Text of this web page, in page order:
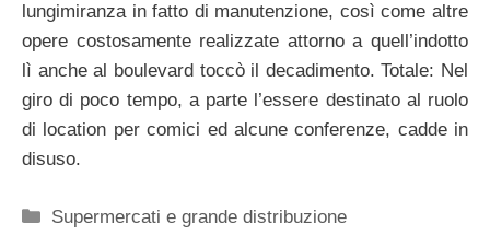
lungimiranza in fatto di manutenzione, così come altre
opere costosamente realizzate attorno a quell’indotto
lì anche al boulevard toccò il decadimento. Totale: Nel
giro di poco tempo, a parte l’essere destinato al ruolo
di location per comici ed alcune conferenze, cadde in
disuso.
Categorie
Supermercati e grande distribuzione